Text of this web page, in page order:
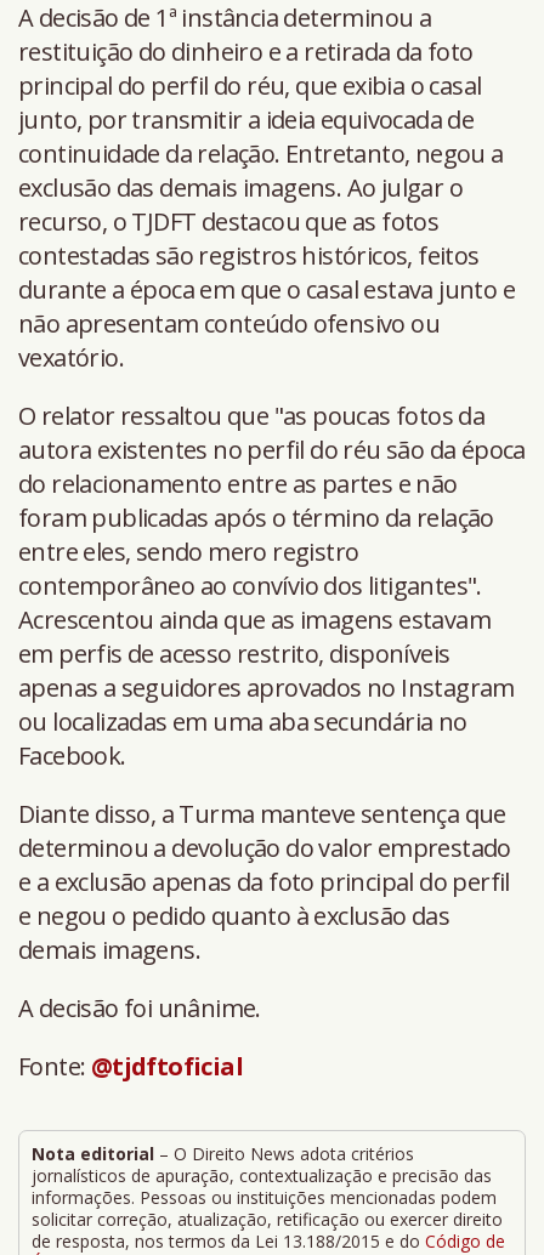
A decisão de 1ª instância determinou a
restituição do dinheiro e a retirada da foto
principal do perfil do réu, que exibia o casal
junto, por transmitir a ideia equivocada de
continuidade da relação. Entretanto, negou a
exclusão das demais imagens. Ao julgar o
recurso, o TJDFT destacou que as fotos
contestadas são registros históricos, feitos
durante a época em que o casal estava junto e
não apresentam conteúdo ofensivo ou
vexatório.
O relator ressaltou que "as poucas fotos da
autora existentes no perfil do réu são da época
do relacionamento entre as partes e não
foram publicadas após o término da relação
entre eles, sendo mero registro
contemporâneo ao convívio dos litigantes".
Acrescentou ainda que as imagens estavam
em perfis de acesso restrito, disponíveis
apenas a seguidores aprovados no Instagram
ou localizadas em uma aba secundária no
Facebook.
Diante disso, a Turma manteve sentença que
determinou a devolução do valor emprestado
e a exclusão apenas da foto principal do perfil
e negou o pedido quanto à exclusão das
demais imagens.
A decisão foi unânime.
Fonte: @tjdftoficial
Nota editorial – O Direito News adota critérios
jornalísticos de apuração, contextualização e precisão das
informações. Pessoas ou instituições mencionadas podem
solicitar correção, atualização, retificação ou exercer direito
de resposta, nos termos da Lei 13.188/2015 e do Código de